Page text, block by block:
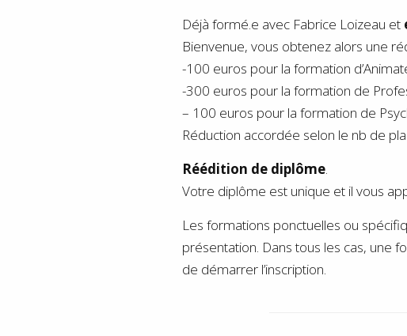
Déjà formé.e avec Fabrice Loizeau et
Bienvenue, vous obtenez alors une
-100 euros pour la formation
-300 euros pour la formation de
– 100 euros pour la formation de
Réduction accordée selon le nb de
Réédition de diplôme.
Votre diplôme est unique et il vous
Les formations ponctuelles ou
présentation. Dans tous les cas, une
de démarrer l’inscription.